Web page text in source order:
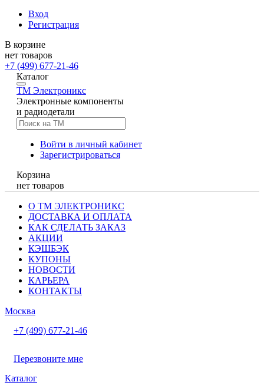
Вход
Регистрация
В корзине
нет товаров
+7 (499) 677-21-46
Каталог
TM Электроникс
Электронные компоненты
и радиодетали
Войти в личный кабинет
Зарегистрироваться
Корзина
нет товаров
О ТМ ЭЛЕКТРОНИКС
ДОСТАВКА И ОПЛАТА
КАК СДЕЛАТЬ ЗАКАЗ
АКЦИИ
КЭШБЭК
КУПОНЫ
НОВОСТИ
КАРЬЕРА
КОНТАКТЫ
Москва
+7 (499) 677-21-46
Перезвоните мне
Каталог